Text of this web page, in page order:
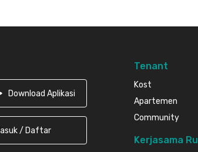
Download Aplikasi
/ Daftar
Tenant
Kost
Apartemen
Community
Kerjasama